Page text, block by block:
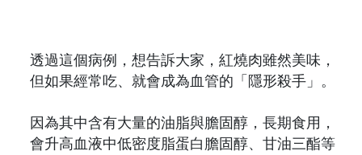
透過這個病例，想告訴大家，紅燒肉雖然美味，
但如果經常吃、就會成為血管的「隱形殺手」。
因為其中含有大量的油脂與膽固醇，長期食用，
會升高血液中低密度脂蛋白膽固醇、甘油三酯等